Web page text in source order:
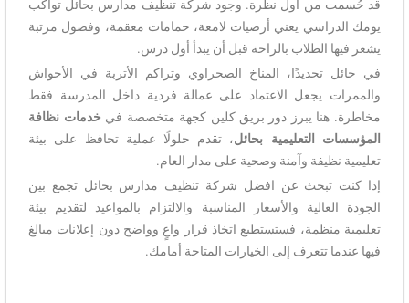
قد حُسمت من أول نظرة. وجود شركة تنظيف مدارس بحائل تواكب
يومك الدراسي يعني أرضيات لامعة، حمامات معقمة، وفصول مرتبة
يشعر فيها الطلاب بالراحة قبل أن يبدأ أول درس.
في حائل تحديدًا، المناخ الصحراوي وتراكم الأتربة في الأحواش
والممرات يجعل الاعتماد على عمالة فردية داخل المدرسة فقط
مخاطرة. هنا يبرز دور بريق كلين كجهة متخصصة في خدمات نظافة
المؤسسات التعليمية بحائل، تقدم حلولًا عملية تحافظ على بيئة
تعليمية نظيفة وآمنة وصحية على مدار العام.
إذا كنت تبحث عن افضل شركة تنظيف مدارس بحائل تجمع بين
الجودة العالية والأسعار المناسبة والالتزام بالمواعيد لتقديم بيئة
تعليمية منظمة، فستستطيع اتخاذ قرار واعٍ وواضح دون إعلانات مبالغ
فيها عندما تتعرف إلى الخيارات المتاحة أمامك.